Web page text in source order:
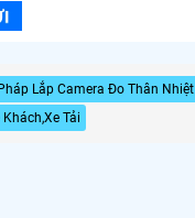
Lắp Camera Đo Thân Nhiệt
Tải